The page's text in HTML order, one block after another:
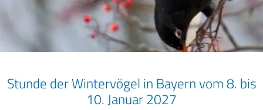
Stunde der Wintervögel in Bayern vom 8. bis
10. Januar 2027